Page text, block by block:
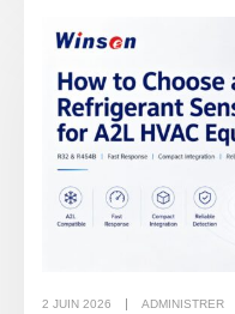
2 JUIN 2026 ADMINISTRER